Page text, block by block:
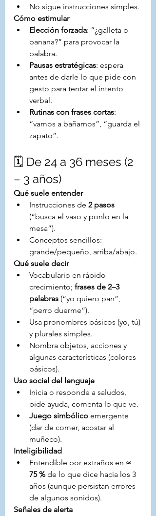
No sigue instrucciones simples.
Cómo estimular
Elección forzada: “¿galleta o
banana?” para provocar la
palabra.
Pausas estratégicas: espera
antes de darle lo que pide con
gesto para tentar el intento
verbal.
Rutinas con frases cortas:
“vamos a bañarnos”, “guarda el
zapato”.
🗓️ De 24 a 36 meses (2
– 3 años)
Qué suele entender
Instrucciones de 2 pasos
(“busca el vaso y ponlo en la
mesa”).
Conceptos sencillos:
grande/pequeño, arriba/abajo.
Qué suele decir
Vocabulario en rápido
crecimiento; frases de 2–3
palabras (“yo quiero pan”,
“perro duerme”).
Usa pronombres básicos (yo, tú)
y plurales simples.
Nombra objetos, acciones y
algunas características (colores
básicos).
Uso social del lenguaje
Inicia o responde a saludos,
pide ayuda, comenta lo que ve.
Juego simbólico emergente
(dar de comer, acostar al
muñeco).
Inteligibilidad
Entendible por extraños en ≈
75 % de lo que dice hacia los 3
años (aunque persistan errores
de algunos sonidos).
Señales de alerta